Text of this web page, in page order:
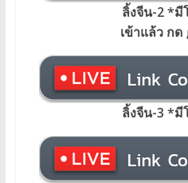
ลิ้งจีน-2 *
เข้าแล้ว กด
ลิ้งจีน-3 *